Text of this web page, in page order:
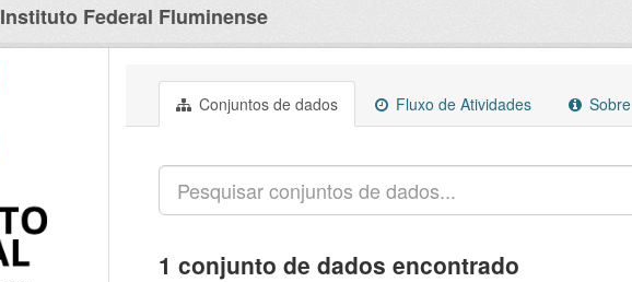
Instituto Federal Fluminense
Conjuntos de dados Fluxo de Atividades Sobre
1 conjunto de dados encontrado